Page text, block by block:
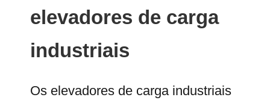
elevadores de carga
industriais
Os elevadores de carga industriais